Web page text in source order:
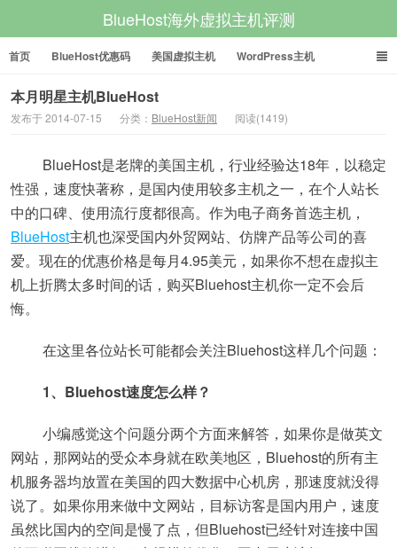
BlueHost海外虚拟主机评测
首页 BlueHost优惠码 美国虚拟主机 WordPress主机
美国VPS 美国服务器
本月明星主机BlueHost
发布于 2014-07-15 分类： BlueHost新闻 阅读(1419)
BlueHost是老牌的美国主机，行业经验达18年，以稳定
性强，速度快著称，是国内使用较多主机之一，在个人站长
中的口碑、使用流行度都很高。作为电子商务首选主机，
BlueHost主机也深受国内外贸网站、仿牌产品等公司的喜
爱。现在的优惠价格是每月4.95美元，如果你不想在虚拟主
机上折腾太多时间的话，购买Bluehost主机你一定不会后
悔。
在这里各位站长可能都会关注Bluehost这样几个问题：
1、Bluehost速度怎么样？
小编感觉这个问题分两个方面来解答，如果你是做英文
网站，那网站的受众本身就在欧美地区，Bluehost的所有主
机服务器均放置在美国的四大数据中心机房，那速度就没得
说了。如果你用来做中文网站，目标访客是国内用户，速度
虽然比国内的空间是慢了点，但Bluehost已经针对连接中国